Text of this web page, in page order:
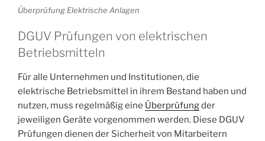
Überprüfung Elektrische Anlagen
DGUV Prüfungen von elektrischen
Betriebsmitteln
Für alle Unternehmen und Institutionen, die
elektrische Betriebsmittel in ihrem Bestand haben und
nutzen, muss regelmäßig eine Überprüfungder
jeweiligen Geräte vorgenommen werden. Diese DGUV
Prüfungen dienen der Sicherheit von Mitarbeitern